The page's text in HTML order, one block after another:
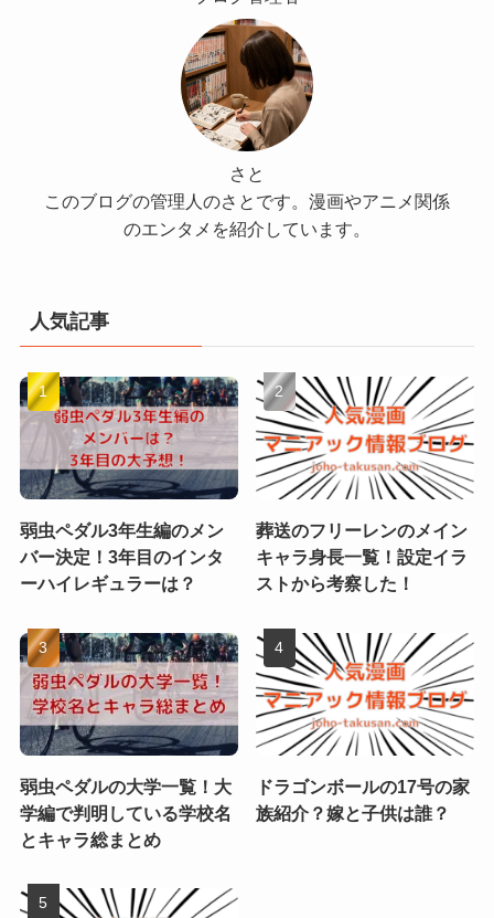
さと
このブログの管理人のさとです。漫画やアニメ関係
のエンタメを紹介しています。
人気記事
弱虫ペダル3年生編のメン
バー決定！3年目のインタ
ーハイレギュラーは？
葬送のフリーレンのメイン
キャラ身長一覧！設定イラ
ストから考察した！
弱虫ペダルの大学一覧！大
学編で判明している学校名
とキャラ総まとめ
ドラゴンボールの17号の家
族紹介？嫁と子供は誰？